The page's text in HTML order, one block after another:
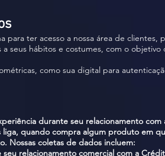
para ter acesso a nossa área de
seus hábitos e costumes, com o
como sua digital para
durante seu relacionamento com
liga, quando compra algum produto em
Nossas coletas de dados incluem:
relacionamento comercial com a